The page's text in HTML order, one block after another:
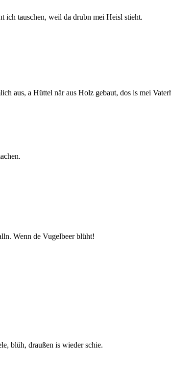
ich tauschen, weil da drubn mei Heisl stieht.
aus, a Hüttel när aus Holz gebaut, dos is mei
Wenn de Vugelbeer blüht!
blüh, draußen is wieder schie.